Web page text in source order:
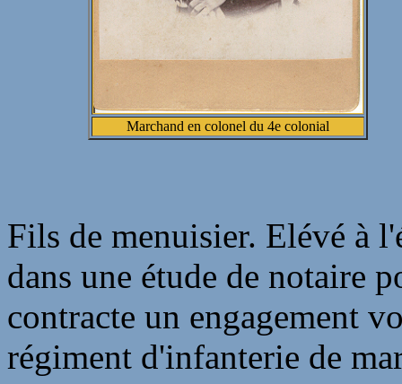
Marchand en colonel du 4e colonial
Fils de menuisier. Elévé à
dans une étude de notaire
contracte un engagement
régiment d'infanterie de